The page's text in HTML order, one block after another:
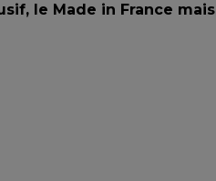
le Made in France mais